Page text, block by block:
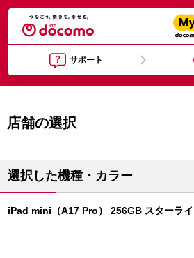
サポート
店舗の選択
選択した機種・カラー
iPad mini（A17 Pro） 256GB スターライ